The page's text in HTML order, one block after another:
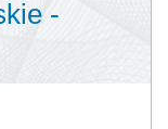
-